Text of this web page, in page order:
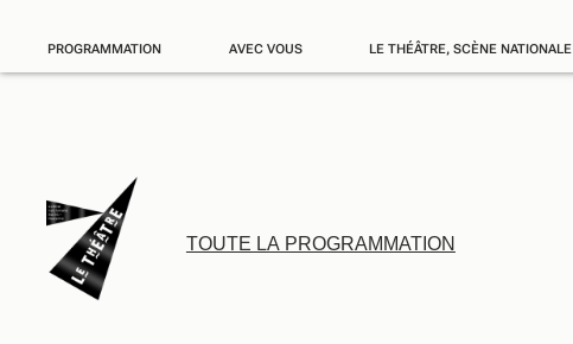
PROGRAMMATION AVEC VOUS LE THÉÂTRE, SCÈNE NATIONALE
TOUTE LA PROGRAMMATION